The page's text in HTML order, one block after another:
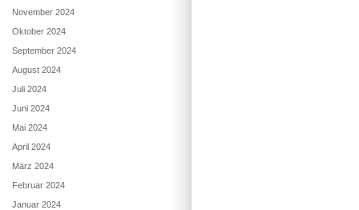
November 2024
Oktober 2024
September 2024
August 2024
Juli 2024
Juni 2024
Mai 2024
April 2024
März 2024
Februar 2024
Januar 2024